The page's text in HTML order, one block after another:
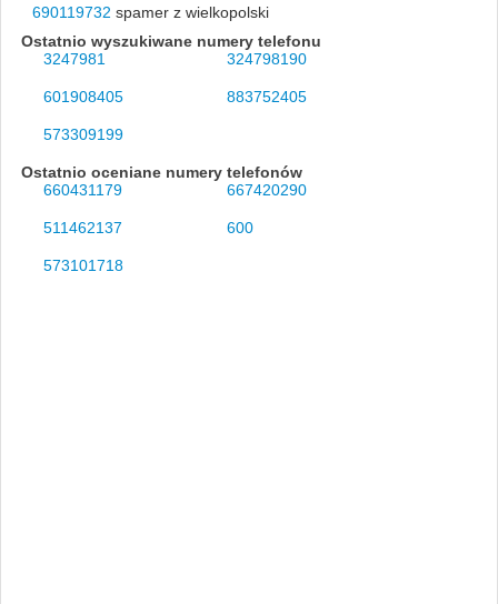
690119732 spamer z wielkopolski
Ostatnio wyszukiwane numery telefonu
3247981
324798190
601908405 883752405
573309199
Ostatnio oceniane numery telefonów
660431179
667420290
511462137 600
573101718